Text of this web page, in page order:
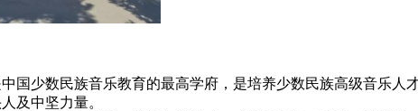
国少数民族音乐教育的最高学府，是培养少数民族高级音乐
及中坚力量。